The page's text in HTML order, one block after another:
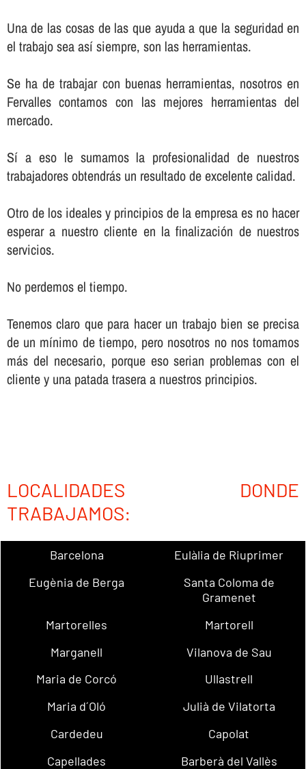
Una de las cosas de las que ayuda a que la seguridad en
el trabajo sea así­ siempre, son las herramientas.
Se ha de trabajar con buenas herramientas, nosotros en
Fervalles contamos con las mejores herramientas del
mercado.
Sí­ a eso le sumamos la profesionalidad de nuestros
trabajadores obtendrás un resultado de excelente calidad.
Otro de los ideales y principios de la empresa es no hacer
esperar a nuestro cliente en la finalización de nuestros
servicios.
No perdemos el tiempo.
Tenemos claro que para hacer un trabajo bien se precisa
de un mí­nimo de tiempo, pero nosotros no nos tomamos
más del necesario, porque eso serian problemas con el
cliente y una patada trasera a nuestros principios.
LOCALIDADES DONDE
TRABAJAMOS:
Barcelona
Eulàlia de Riuprimer
Eugènia de Berga
Santa Coloma de
Gramenet
Martorelles
Martorell
Marganell
Vilanova de Sau
Maria de Corcó
Ullastrell
Maria d´Oló
Julià de Vilatorta
Cardedeu
Capolat
Capellades
Barberà del Vallès